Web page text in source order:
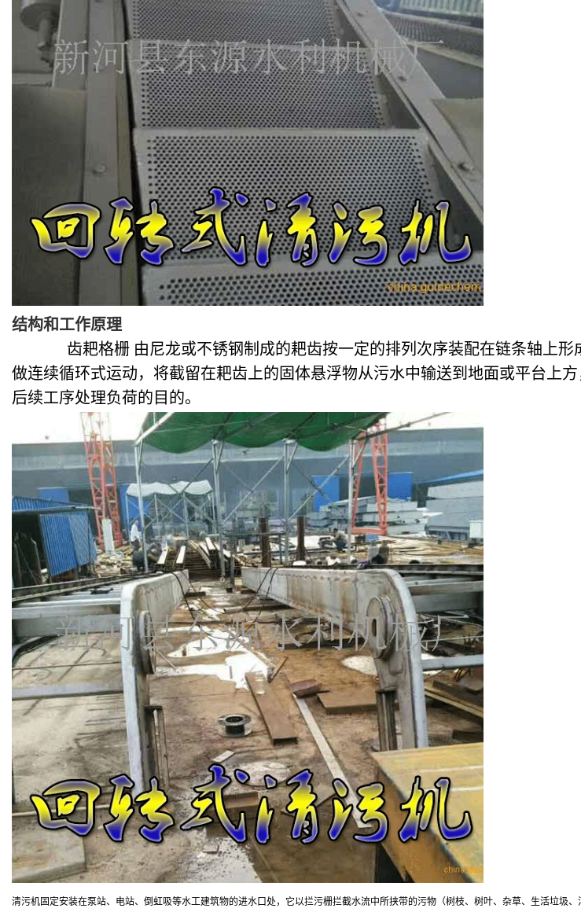
结构和工作原理
齿耙格栅 由尼龙或不锈钢制成的耙齿按一定的排列次序装配在链条轴上
做连续循环式运动，将截留在耙齿上的固体悬浮物从污水中输送到地面或平台上
后续工序处理负荷的目的。
清污机固定安装在泵站、电站、倒虹吸等水工建筑物的进水口处，它以拦污栅拦截水流中所挟带的污物（树枝、树叶、杂草、生活垃